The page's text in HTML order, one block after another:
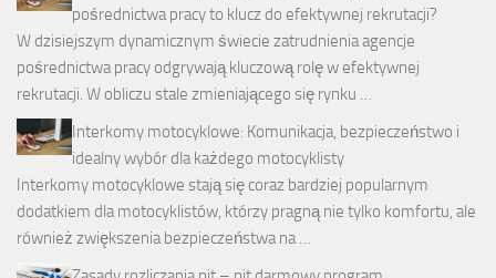
pośrednictwa pracy to klucz do efektywnej rekrutacji?
W dzisiejszym dynamicznym świecie zatrudnienia agencje
pośrednictwa pracy odgrywają kluczową rolę w efektywnej
rekrutacji. W obliczu stale zmieniającego się rynku …
Interkomy motocyklowe: Komunikacja, bezpieczeństwo i
idealny wybór dla każdego motocyklisty
Interkomy motocyklowe stają się coraz bardziej popularnym
dodatkiem dla motocyklistów, którzy pragną nie tylko komfortu, ale
również zwiększenia bezpieczeństwa na …